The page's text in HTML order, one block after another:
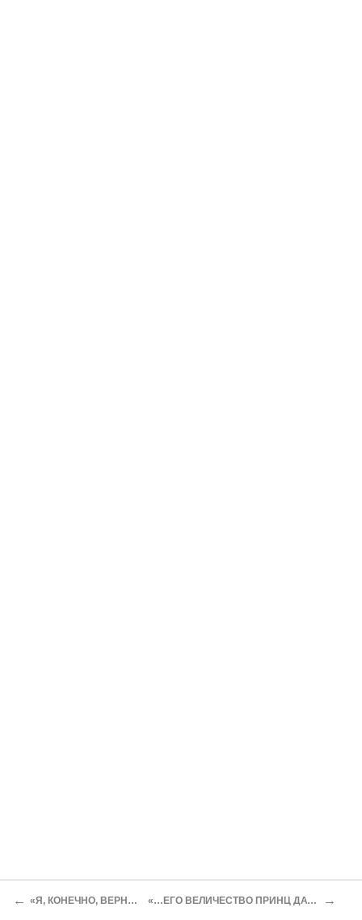
← «Я, КОНЕЧНО, ВЕРНУСЬ…» «…ЕГО ВЕЛИЧЕСТВО ПРИНЦ ДАТСКИЙ…» →